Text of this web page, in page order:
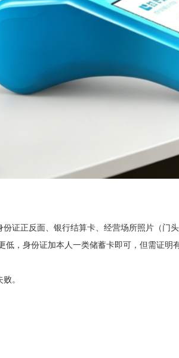
正反面、银行结算卡、经营场所照片（门
，身份证加本人一类储蓄卡即可，但需证明
。